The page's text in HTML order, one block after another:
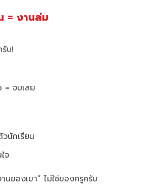
= งานล่ม
บ!
= จบเลย
นักเรียน
จ
นของเขา” ไม่ใช่ของครูครับ